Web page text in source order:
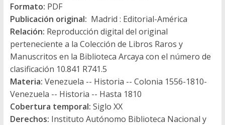
Formato: PDF
Publicación original: Madrid : Editorial-América
Relación: Reproducción digital del original
perteneciente a la Colección de Libros Raros y
Manuscritos en la Biblioteca Arcaya con el número de
clasificación 10.841 R741.5
Materia: Venezuela -- Historia -- Colonia 1556-1810-
Venezuela -- Historia -- Hasta 1810
Cobertura temporal: Siglo XX
Derechos: Instituto Autónomo Biblioteca Nacional y